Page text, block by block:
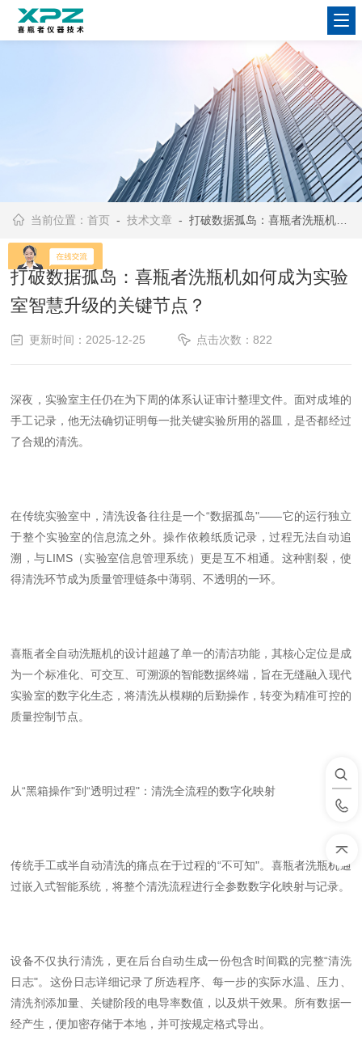
当前位置：首页 -技术文章 - 打破数据孤岛：喜瓶者洗瓶机如何成为实验室智慧升级的关键节点？
打破数据孤岛：喜瓶者洗瓶机如何成为实验
室智慧升级的关键节点？
更新时间：2025-12-25 点击次数：822
深夜，实验室主任仍在为下周的体系认证审计整理文件。面对成堆的
手工记录，他无法确切证明每一批关键实验所用的器皿，是否都经过
了合规的清洗。
在传统实验室中，清洗设备往往是一个“数据孤岛"——它的运行独立
于整个实验室的信息流之外。操作依赖纸质记录，过程无法自动追
溯，与LIMS（实验室信息管理系统）更是互不相通。这种割裂，使
得清洗环节成为质量管理链条中薄弱、不透明的一环。
喜瓶者全自动洗瓶机的设计超越了单一的清洁功能，其核心定位是成
为一个标准化、可交互、可溯源的智能数据终端，旨在无缝融入现代
实验室的数字化生态，将清洗从模糊的后勤操作，转变为精准可控的
质量控制节点。
从“黑箱操作"到“透明过程" ：清洗全流程的数字化映射
传统手工或半自动清洗的痛点在于过程的“不可知"。喜瓶者洗瓶机通
过嵌入式智能系统，将整个清洗流程进行全参数数字化映射与记录。
设备不仅执行清洗，更在后台自动生成一份包含时间戳的完整“清洗
日志"。这份日志详细记录了所选程序、每一步的实际水温、压力、
清洗剂添加量、关键阶段的电导率数值，以及烘干效果。所有数据一
经产生，便加密存储于本地，并可按规定格式导出。